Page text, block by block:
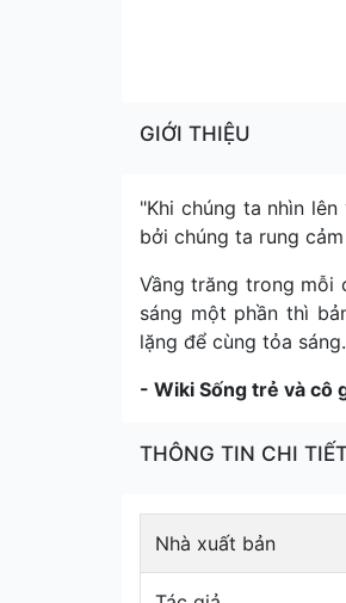
GIỚI THIỆU
"Khi chúng ta nhìn
bởi chúng ta rung
Vầng trăng trong mỗi
sáng một phần thì
lặng để cùng tỏa
- Wiki Sống trẻ và cô
THÔNG TIN CHI
Nhà xuất bản